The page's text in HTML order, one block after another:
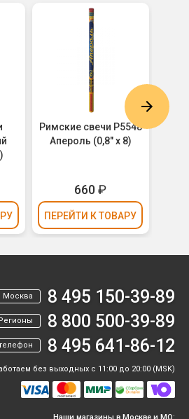
Римские свечи Р5548
Апероль (0,8" х 8)
660₽
ПЕРЕЙТИ К ТОВАРУ
Москва 8 495 150-39-89
8 800 500-39-89
8 495 641-86-12
без выходных с 11:00 до 20:00 (MSK)